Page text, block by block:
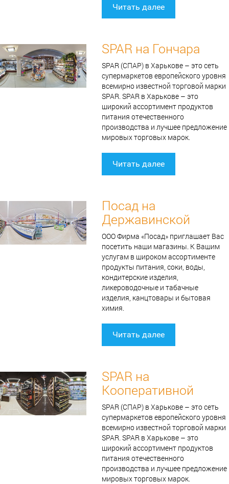
Читать далее
SPAR на Гончара
SPAR (СПАР) в Харькове – это сеть
супермаркетов европейского уровня
всемирно известной торговой марки
SPAR. SPAR в Харькове – это
широкий ассортимент продуктов
питания отечественного
производства и лучшее предложение
мировых торговых марок.
Читать далее
Посад на
Державинской
ООО Фирма «Посад» приглашает Вас
посетить наши магазины. К Вашим
услугам в широком ассортименте
продукты питания, соки, воды,
кондитерские изделия,
ликероводочные и табачные
изделия, канцтовары и бытовая
химия.
Читать далее
SPAR на
Кооперативной
SPAR (СПАР) в Харькове – это сеть
супермаркетов европейского уровня
всемирно известной торговой марки
SPAR. SPAR в Харькове – это
широкий ассортимент продуктов
питания отечественного
производства и лучшее предложение
мировых торговых марок.